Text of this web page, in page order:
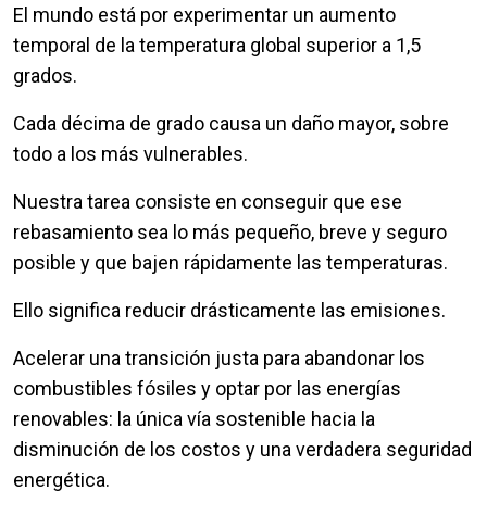
El mundo está por experimentar un aumento
temporal de la temperatura global superior a 1,5
grados.
Cada décima de grado causa un daño mayor, sobre
todo a los más vulnerables.
Nuestra tarea consiste en conseguir que ese
rebasamiento sea lo más pequeño, breve y seguro
posible y que bajen rápidamente las temperaturas.
Ello significa reducir drásticamente las emisiones.
Acelerar una transición justa para abandonar los
combustibles fósiles y optar por las energías
renovables: la única vía sostenible hacia la
disminución de los costos y una verdadera seguridad
energética.